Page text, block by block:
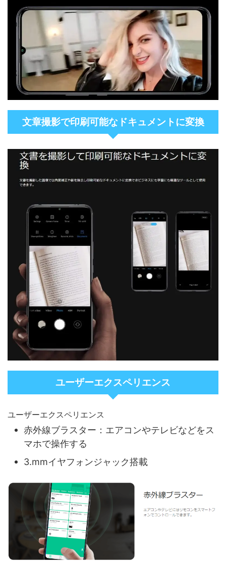
文章撮影で印刷可能なドキュメントに変換
ユーザーエクスペリエンス
ユーザーエクスペリエンス
赤外線ブラスター：エアコンやテレビなどをス
マホで操作する
3.mmイヤフォンジャック搭載